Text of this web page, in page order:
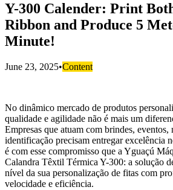
Y-300 Calender: Print
Ribbon and Produce 5
Minute!
June 23, 2025•Content
No dinâmico mercado de produtos
qualidade e agilidade não é mais um
Empresas que atuam com brindes, eventos,
identificação precisam entregar excelência
é com esse compromisso que a Yguaçú
Calandra Têxtil Térmica Y-300: a solução
nível da sua personalização de fitas com
velocidade e eficiência.